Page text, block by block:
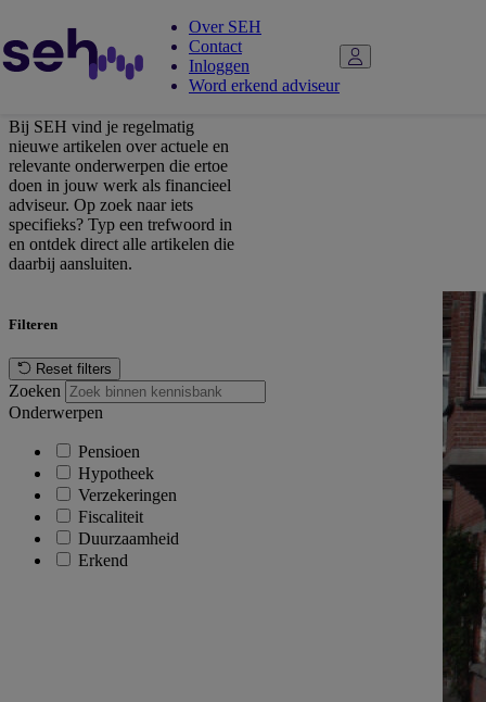
Over SEH
Contact
Inloggen
Word erkend adviseur
Kennisbank
Bij SEH vind je regelmatig
nieuwe artikelen over actuele en
relevante onderwerpen die ertoe
doen in jouw werk als financieel
adviseur. Op zoek naar iets
specifieks? Typ een trefwoord in
en ontdek direct alle artikelen die
daarbij aansluiten.
Filteren
Reset filters
Zoeken
Onderwerpen
Pensioen
Hypotheek
Verzekeringen
Fiscaliteit
Duurzaamheid
Erkend